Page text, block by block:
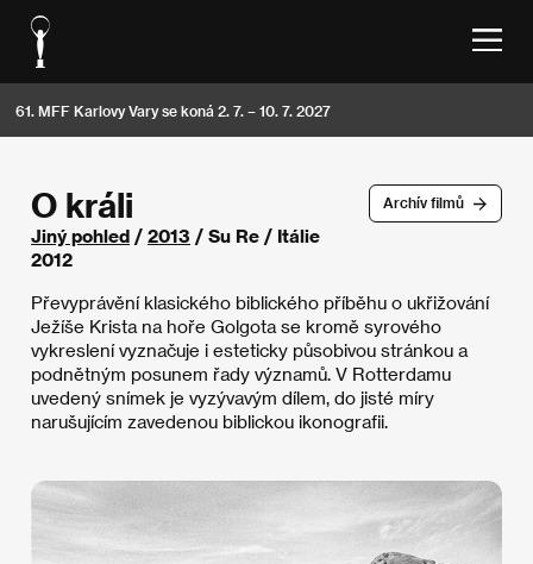
61. MFF Karlovy Vary se koná 2. 7. – 10. 7. 2027
Archív filmů
O králi
Jiný pohled / 2013 / Su Re / Itálie
2012
Převyprávění klasického biblického příběhu o ukřižování
Ježíše Krista na hoře Golgota se kromě syrového
vykreslení vyznačuje i esteticky působivou stránkou a
podnětným posunem řady významů. V Rotterdamu
uvedený snímek je vyzývavým dílem, do jisté míry
narušujícím zavedenou biblickou ikonografii.